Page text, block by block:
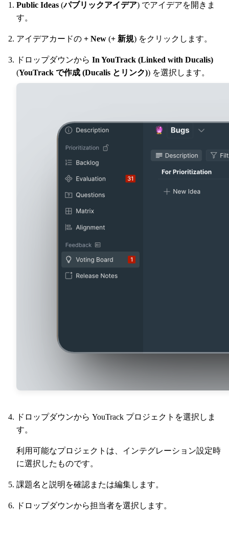
Public Ideas (パブリックアイデア) でアイデアを開きま
す。
アイデアカードの + New (+ 新規) をクリックします。
ドロップダウンから In YouTrack (Linked with Ducalis)
(YouTrack で作成 (Ducalis とリンク)) を選択します。
ドロップダウンから YouTrack プロジェクトを選択しま
す。
利用可能なプロジェクトは、インテグレーション設定時
に選択したものです。
課題名と説明を確認または編集します。
ドロップダウンから担当者を選択します。